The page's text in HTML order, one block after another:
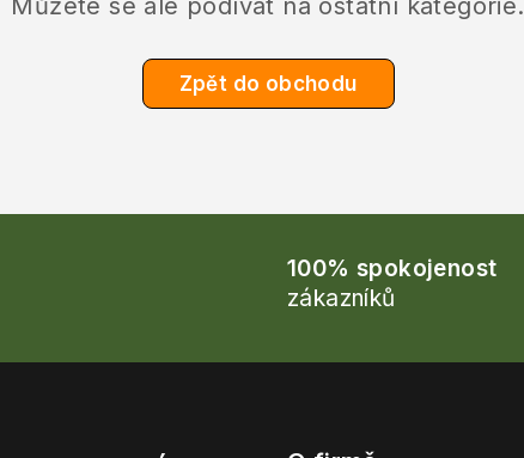
Můžete se ale podívat na ostatní kategorie.
Zpět do obchodu
100% spokojenost
zákazníků